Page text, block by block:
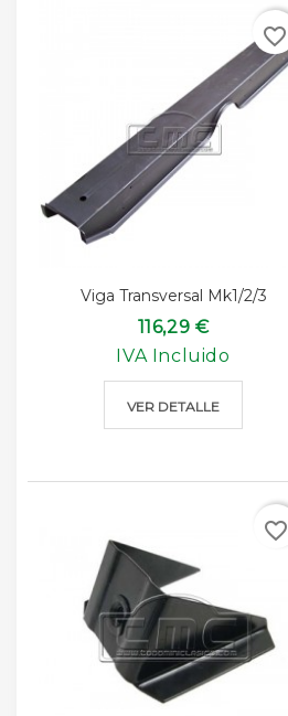
Viga Transversal Mk1/2/3
116,29 €
IVA Incluido
VER DETALLE
favorite_border
favorite_border